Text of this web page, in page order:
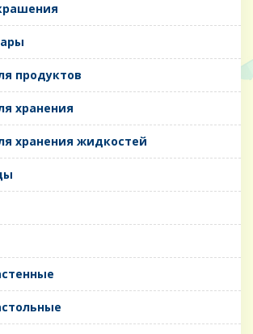
продуктов
хранения
хранения жидкостей